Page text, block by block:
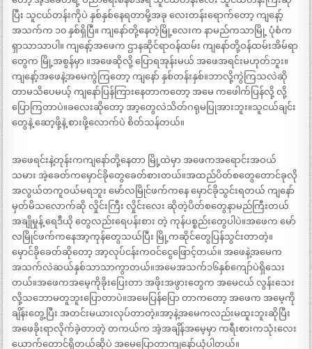
ပြီး သူငယ်တန်းကိုပဲ နှစ်နှစ်နေရတာမို့အခု လေးတန်းရောက်တော့ ကျနော့်
အသက်က ၁၀ နှစ်ရှိပြီ။ ကျနော်တို့နေတဲ့မြို့လေးက နာမည်ကသာမြို့ ပုံစံက
ရှာသာသာပါ။ ကျနော့်အဖေက ဌာနဆိုင်ရာဝန်ထမ်း ကျနော်တို့ဝန်ထမ်းအိမ်ရာ
တွေက မြို့အစွန်မှာ ။အဖေဆိုလို့ ပြောရအုန်းမယ် အဖေအရင်းမဟုတ်ဘူး။
ကျနော့်အဖေနဲ့အမေကွဲကြတော့ ကျနော် နှစ်တန်းနှစ်။ဘာလို့ကွဲကြသလဲဆို
တာမသိပေမယ့် ကျနော်ပြန်ကြားနေတာကတော့ အမေ ကဖေါက်ပြန်လို့ လို့
ပြောကြတာပဲ။ခလေးဆိုတော့ အာ့တွေလဲသိတ်ဂရုမပြုအားဘူး။သူငယ်ချင်း
တွေနဲ့ ဆော့ဖို့နဲ့ စားဖို့လောက်ပဲ စိတ်သန်တယ်။
အဖေရင်းနဲ့တုန်းကကျနော်တို့နေတာ မြို့ထဲမှာ အဖေကအရောင်းအဝယ်
သမား အဲ့ခေတ်ကမှောင်ခိုတွေခေတ်စားတယ်။အထည်ပိတ်စတွေတောင်ခုလို
အလွယ်တကူဝယ်မရဘူး မော်လမြိုင်ဖက်ကနေ မှောင်ခိုသွင်းရတယ် ကျနော်
မှတ်မိသလောက်ဆို ‌လှိုင်းကြီး လှိုင်းလေး ဆိုတဲ့ပိတ်စတွေနာမည်ကြီးတယ်
အချိုမှုန့် ရေဒီယို တွေလည်းရေပန်းစား တဲ့ ကုန်ပစ္စည်းတွေပါပဲ။အဖေက မော်
လမြိုင်ဖက်ကနေအာ့ကုန်တွေသယ်ပြီး မြို့ကဆိုင်တွေပြန်သွင်းတာတဲ့။
မှောင်ခိုခေတ်ဆိုတော့ အာ့လုပ်ငန်းကဝင်ငွေဖြောင့်တယ်။ အဖေနဲ့အမေက
အသက်လဲဆယ်နှစ်သာသာကွာတယ်။အမေအသက်၁၆နှစ်ကျော်ပဲရှိသေး
တယ်။အဖေကအမေ့ကိုခိုးပြေးတာ အဖိုးအဖွားတွေက အမေငယ် လွန်းသေး
လို့သဘောမတူဘူးပြောတာပဲ။အမေပြန်ပြော တာကတော့ အဖေက အမေ့ကို
ချိန်းတွေ့ပြီး အတင်းမယားလုပ်တာတဲ့။အာ့နဲ့အမေကလည်းမထူးဘူးဆိုပြီး
အဖေခိုးရာလိုက်ခဲ့တာတဲ့ တကယ်က အဲ့အချိန်အမေ့မှာ ကရီးစားကသုံးလေး
ယောက်တောင်ရှိတယ်ဆိုပဲ အမေပြောတာကျနော်ယုံပါတယ်။